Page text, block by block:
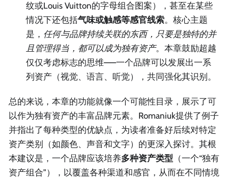
纹或Louis Vuitton的字母组合图案），甚至在某些
情况下还包括气味或触感等感官线索。核心主题
是， 任何与品牌持续关联的东西，只要是独特的并
且管理得当，都可以成为独有资产。本章鼓励超越
仅仅考虑标志的思维——一个品牌可以发展出一系
列资产（视觉、语言、听觉），共同强化其识别。
总的来说，本章的功能就像一个可能性目录，展示了可
以作为独有资产的丰富品牌元素。Romaniuk提供了例子
并指出了每种类型的优缺点，为读者准备好后续对特定
资产类别（如颜色、声音和文字）的更深入探讨。其根
本建议是，一个品牌应该培养多种资产类型 （一个“独有
资产组合”），以覆盖各种渠道和感官，从而在不同情境